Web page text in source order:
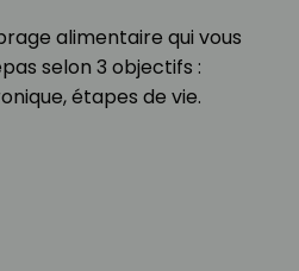
alimentaire qui vous
selon 3 objectifs :
étapes de vie.